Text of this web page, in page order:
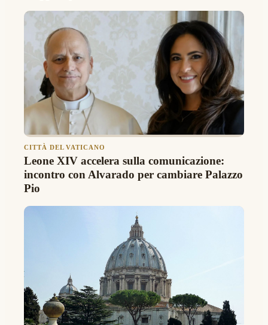
CITTÀ DEL VATICANO
Leone XIV accelera sulla comunicazione:
incontro con Alvarado per cambiare Palazzo
Pio